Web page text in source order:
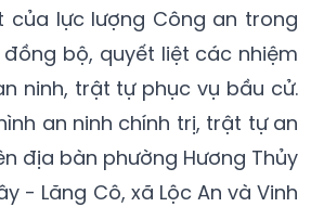
của lực lượng Công an trong
bộ, quyết liệt các nhiệm
ninh, trật tự phục vụ bầu cử.
an ninh chính trị, trật tự an
địa bàn phường Hương Thủy
- Lăng Cô, xã Lộc An và Vinh